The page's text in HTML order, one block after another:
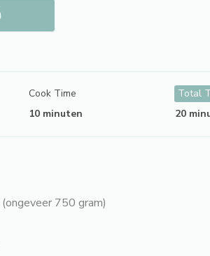
Cook Time
10 minuten
Total
20
(ongeveer 750 gram)